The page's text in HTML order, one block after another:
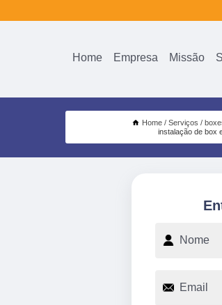
Home Empresa Missão
Home Serviços
instalação de box